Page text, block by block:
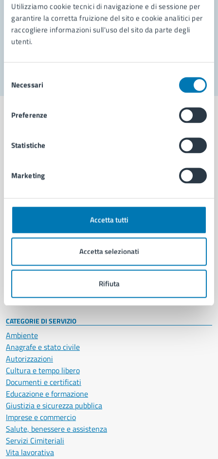
Utilizziamo cookie tecnici di navigazione e di sessione per
garantire la corretta fruizione del sito e cookie analitici per
raccogliere informazioni sull'uso del sito da parte degli
utenti.
delNecessari
Preferenze
Statistiche
Marketing
Accetta tutti
Accetta selezionati
Rifiuta
Prenota appuntamento
Problemi in città
Comune di Napoli
AMMINISTRAZIONE
Organi di governo
Enti e fondazioni
Personale amministrativo
Intranet, posta aziendale e protocollo
CATEGORIE DI SERVIZIO
Ambiente
Anagrafe e stato civile
Autorizzazioni
Cultura e tempo libero
Documenti e certificati
Educazione e formazione
Giustizia e sicurezza pubblica
Imprese e commercio
Salute, benessere e assistenza
Servizi Cimiteriali
Vita lavorativa